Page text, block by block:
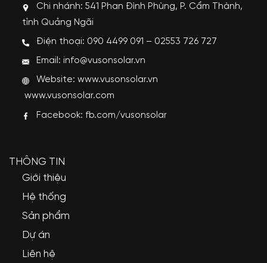
Chi nhánh: 541 Phan Đình Phùng, P. Cẩm Thành,
tỉnh Quảng Ngãi
Điện thoại: 090 4499 091 – 02553 726 727
Email: info@vusonsolar.vn
Website:www.vusonsolar.vn
www.vusonsolar.com
Facebook: fb.com/vusonsolar
THÔNG TIN
Giới thiệu
Hệ thống
Sản phẩm
Dự án
Liên hệ